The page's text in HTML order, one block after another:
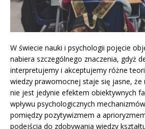
W świecie nauki i psychologii pojęcie
nabiera szczególnego znaczenia, gdyż
interpretujemy i akceptujemy różne
wiedzy prawomocnej staje się jasne, że
nie jest jedynie efektem obiektywnych
wpływu psychologicznych
pomiędzy pozytywizmem a
podejścia do zdobywania wiedzy